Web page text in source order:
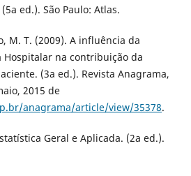
ed.). São Paulo: Atlas.
M. T. (2009). A influência da
na contribuição da
(3a ed.). Revista Anagrama,
2015 de
anagrama/article/view/35378.
Geral e Aplicada. (2a ed.).